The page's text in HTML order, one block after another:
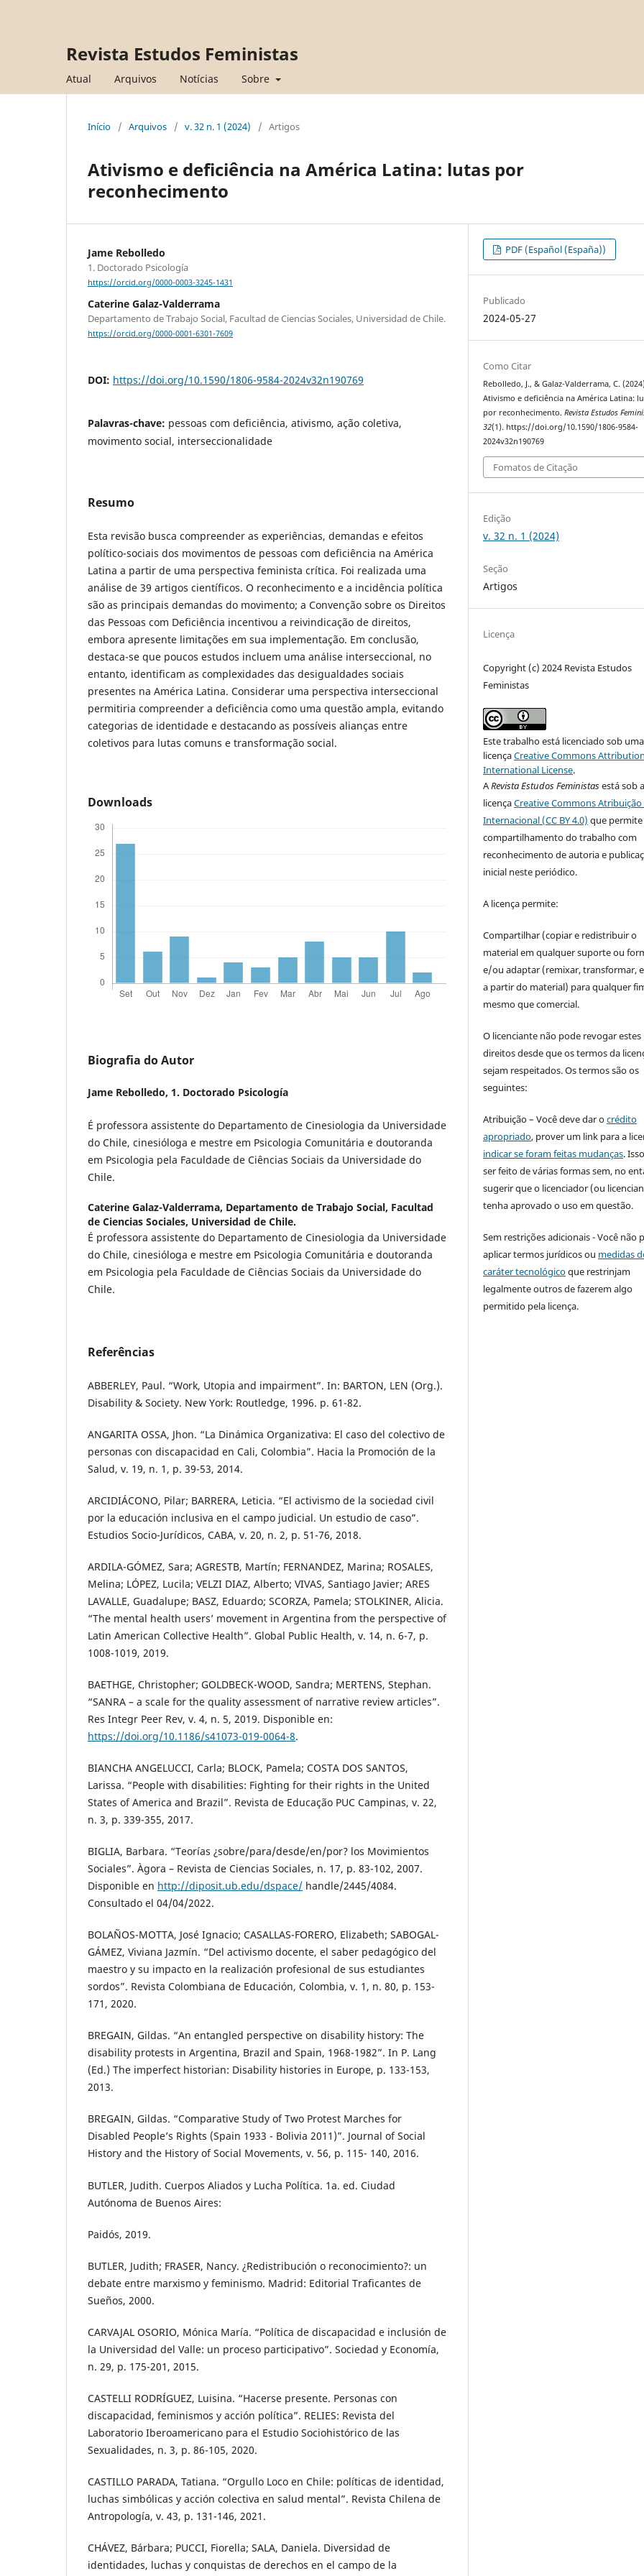
Revista Estudos Feministas
Atual Arquivos Notícias Sobre
Início / Arquivos / v. 32 n. 1 (2024) / Artigos
Ativismo e deficiência na América Latina: lutas por
reconhecimento
Jame Rebolledo
1. Doctorado Psicología
https://orcid.org/0000-0003-3245-1431
Caterine Galaz-Valderrama
Departamento de Trabajo Social, Facultad de Ciencias Sociales, Universidad de Chile.
https://orcid.org/0000-0001-6301-7609
DOI: https://doi.org/10.1590/1806-9584-2024v32n190769
Palavras-chave: pessoas com deficiência, ativismo, ação coletiva,
movimento social, interseccionalidade
Resumo
Esta revisão busca compreender as experiências, demandas e efeitos
político-sociais dos movimentos de pessoas com deficiência na América
Latina a partir de uma perspectiva feminista crítica. Foi realizada uma
análise de 39 artigos científicos. O reconhecimento e a incidência política
são as principais demandas do movimento; a Convenção sobre os Direitos
das Pessoas com Deficiência incentivou a reivindicação de direitos,
embora apresente limitações em sua implementação. Em conclusão,
destaca-se que poucos estudos incluem uma análise interseccional, no
entanto, identificam as complexidades das desigualdades sociais
presentes na América Latina. Considerar uma perspectiva interseccional
permitiria compreender a deficiência como uma questão ampla, evitando
categorias de identidade e destacando as possíveis alianças entre
coletivos para lutas comuns e transformação social.
Downloads
Biografia do Autor
Jame Rebolledo, 1. Doctorado Psicología
É professora assistente do Departamento de Cinesiologia da Universidade
do Chile, cinesióloga e mestre em Psicologia Comunitária e doutoranda
em Psicologia pela Faculdade de Ciências Sociais da Universidade do
Chile.
Caterine Galaz-Valderrama, Departamento de Trabajo Social, Facultad
de Ciencias Sociales, Universidad de Chile.
É professora assistente do Departamento de Cinesiologia da Universidade
do Chile, cinesióloga e mestre em Psicologia Comunitária e doutoranda
em Psicologia pela Faculdade de Ciências Sociais da Universidade do
Chile.
Referências
ABBERLEY, Paul. “Work, Utopia and impairment”. In: BARTON, LEN (Org.).
Disability & Society. New York: Routledge, 1996. p. 61-82.
ANGARITA OSSA, Jhon. “La Dinámica Organizativa: El caso del colectivo de
personas con discapacidad en Cali, Colombia”. Hacia la Promoción de la
Salud, v. 19, n. 1, p. 39-53, 2014.
ARCIDIÁCONO, Pilar; BARRERA, Leticia. “El activismo de la sociedad civil
por la educación inclusiva en el campo judicial. Un estudio de caso”.
Estudios Socio-Jurídicos, CABA, v. 20, n. 2, p. 51-76, 2018.
ARDILA-GÓMEZ, Sara; AGRESTB, Martín; FERNANDEZ, Marina; ROSALES,
Melina; LÓPEZ, Lucila; VELZI DIAZ, Alberto; VIVAS, Santiago Javier; ARES
LAVALLE, Guadalupe; BASZ, Eduardo; SCORZA, Pamela; STOLKINER, Alicia.
“The mental health users’ movement in Argentina from the perspective of
Latin American Collective Health”. Global Public Health, v. 14, n. 6-7, p.
1008-1019, 2019.
BAETHGE, Christopher; GOLDBECK-WOOD, Sandra; MERTENS, Stephan.
“SANRA – a scale for the quality assessment of narrative review articles”.
Res Integr Peer Rev, v. 4, n. 5, 2019. Disponible en:
https://doi.org/10.1186/s41073-019-0064-8.
BIANCHA ANGELUCCI, Carla; BLOCK, Pamela; COSTA DOS SANTOS,
Larissa. “People with disabilities: Fighting for their rights in the United
States of America and Brazil”. Revista de Educação PUC Campinas, v. 22,
n. 3, p. 339-355, 2017.
BIGLIA, Barbara. “Teorías ¿sobre/para/desde/en/por? los Movimientos
Sociales”. Àgora – Revista de Ciencias Sociales, n. 17, p. 83-102, 2007.
Disponible en http://diposit.ub.edu/dspace/ handle/2445/4084.
Consultado el 04/04/2022.
BOLAÑOS-MOTTA, José Ignacio; CASALLAS-FORERO, Elizabeth; SABOGAL-
GÁMEZ, Viviana Jazmín. “Del activismo docente, el saber pedagógico del
maestro y su impacto en la realización profesional de sus estudiantes
sordos”. Revista Colombiana de Educación, Colombia, v. 1, n. 80, p. 153-
171, 2020.
BREGAIN, Gildas. “An entangled perspective on disability history: The
disability protests in Argentina, Brazil and Spain, 1968-1982”. In P. Lang
(Ed.) The imperfect historian: Disability histories in Europe, p. 133-153,
2013.
BREGAIN, Gildas. “Comparative Study of Two Protest Marches for
Disabled People’s Rights (Spain 1933 - Bolivia 2011)”. Journal of Social
History and the History of Social Movements, v. 56, p. 115- 140, 2016.
BUTLER, Judith. Cuerpos Aliados y Lucha Política. 1a. ed. Ciudad
Autónoma de Buenos Aires:
Paidós, 2019.
BUTLER, Judith; FRASER, Nancy. ¿Redistribución o reconocimiento?: un
debate entre marxismo y feminismo. Madrid: Editorial Traficantes de
Sueños, 2000.
CARVAJAL OSORIO, Mónica María. “Política de discapacidad e inclusión de
la Universidad del Valle: un proceso participativo”. Sociedad y Economía,
n. 29, p. 175-201, 2015.
CASTELLI RODRÍGUEZ, Luisina. “Hacerse presente. Personas con
discapacidad, feminismos y acción política”. RELIES: Revista del
Laboratorio Iberoamericano para el Estudio Sociohistórico de las
Sexualidades, n. 3, p. 86-105, 2020.
CASTILLO PARADA, Tatiana. “Orgullo Loco en Chile: políticas de identidad,
luchas simbólicas y acción colectiva en salud mental”. Revista Chilena de
Antropología, v. 43, p. 131-146, 2021.
CHÁVEZ, Bárbara; PUCCI, Fiorella; SALA, Daniela. Diversidad de
identidades, luchas y conquistas de derechos en el campo de la
PDF (Español (España))
Publicado
2024-05-27
Como Citar
Rebolledo, J., & Galaz-Valderrama, C.
Ativismo e deficiência na América Latina:
por reconhecimento.Revista Estudos
32(1). https://doi.org/10.1590/1806-9584-
2024v32n190769
Fomatos de Citação
Edição
v. 32 n. 1 (2024)
Seção
Artigos
Licença
Copyright (c) 2024 Revista Estudos
Feministas
Este trabalho está licenciado sob uma
licençaCreative Commons
International License.
ARevista Estudos Feministasestá sob a
licençaCreative Commons Atribuição
Internacional (CC BY 4.0) que
compartilhamento do trabalho com
reconhecimento de autoria e
inicial neste periódico.
A licença permite:
Compartilhar (copiar e redistribuir o
material em qualquer suporte ou
e/ou adaptar (remixar, transformar,
a partir do material) para qualquer
mesmo que comercial.
O licenciante não pode revogar estes
direitos desde que os termos da
sejam respeitados. Os termos são os
seguintes:
Atribuição – Você deve dar ocrédito
apropriado, prover um link para a
indicar se foram feitas mudanças.
ser feito de várias formas sem, no
sugerir que o licenciador (ou
tenha aprovado o uso em questão.
Sem restrições adicionais - Você não
aplicar termos jurídicos ou medidas
caráter tecnológicoque restrinjam
legalmente outros de fazerem algo
permitido pela licença.